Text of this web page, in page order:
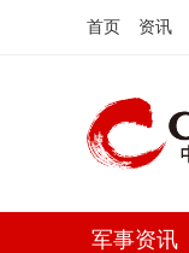
首页 资讯
军事资讯